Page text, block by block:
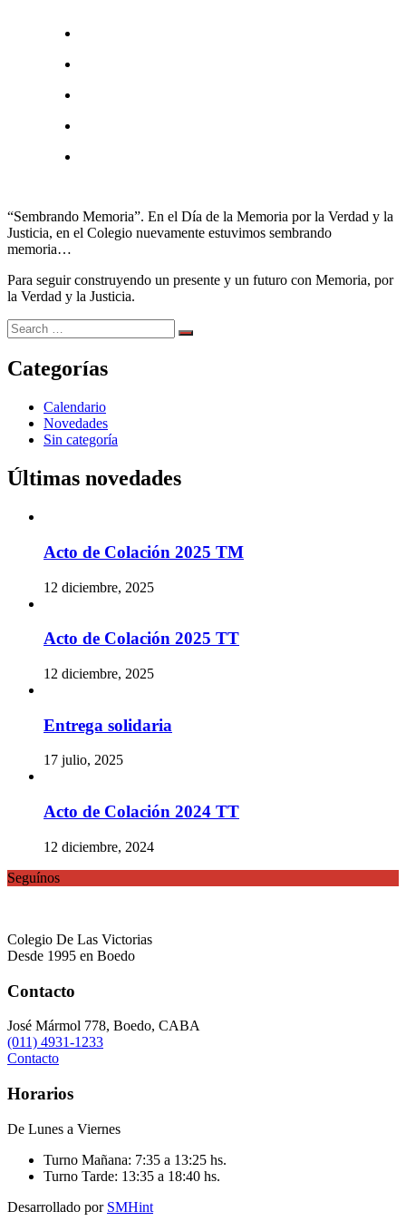
“Sembrando Memoria”. En el Día de la Memoria por la Verdad y la
Justicia, en el Colegio nuevamente estuvimos sembrando
memoria…
Para seguir construyendo un presente y un futuro con Memoria, por
la Verdad y la Justicia.
Categorías
Calendario
Novedades
Sin categoría
Últimas novedades
Acto de Colación 2025 TM
12 diciembre, 2025
Acto de Colación 2025 TT
12 diciembre, 2025
Entrega solidaria
17 julio, 2025
Acto de Colación 2024 TT
12 diciembre, 2024
Seguínos
Colegio De Las Victorias
Desde 1995 en Boedo
Contacto
José Mármol 778, Boedo, CABA
(011) 4931-1233
Contacto
Horarios
De Lunes a Viernes
Turno Mañana: 7:35 a 13:25 hs.
Turno Tarde: 13:35 a 18:40 hs.
Desarrollado por SMHint